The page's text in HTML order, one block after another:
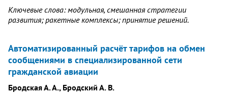
Ключевые слова: модульная, смешанная стратегии
развития; ракетные комплексы; принятие решений.
Автоматизированный расчёт тарифов на обмен
сообщениями в специализированной сети
гражданской авиации
Бродская А. А., Бродский А. В.